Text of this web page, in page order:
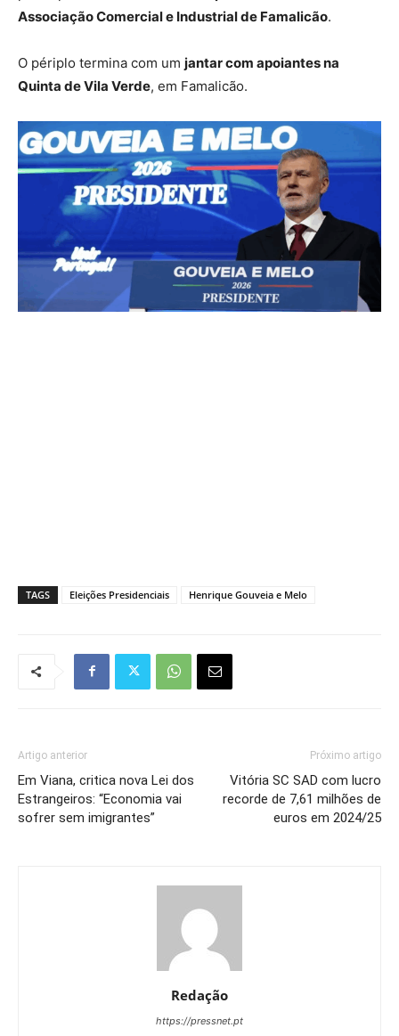
Associação Comercial e Industrial de Famalicão.
O périplo termina com um jantar com apoiantes na
Quinta de Vila Verde, em Famalicão.
TAGS Eleições Presidenciais Henrique Gouveia e Melo
Artigo anterior
Em Viana, critica nova Lei dos
Estrangeiros: “Economia vai
sofrer sem imigrantes”
Próximo artigo
Vitória SC SAD com lucro
recorde de 7,61 milhões de
euros em 2024/25
Redação
https://pressnet.pt